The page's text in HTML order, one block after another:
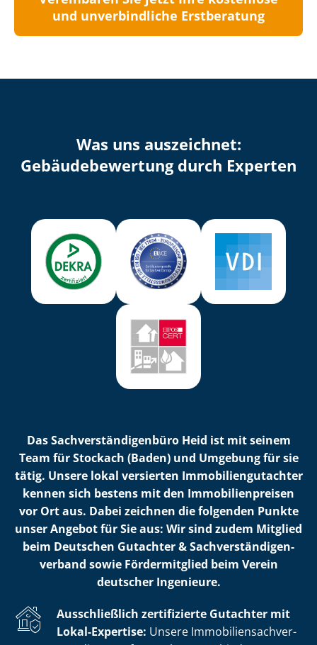
und unverbindliche Erstberatung
Was uns auszeichnet:
Ge­bäu­de­be­wer­tung durch Experten
Das Sach­ver­stän­di­gen­bü­ro Heid ist mit seinem
Team für Stockach (Baden) und Umgebung für sie
tätig. Unsere lokal versierten Im­mo­bi­li­en­gut­ach­ter
kennen sich bestens mit den Im­mo­bi­li­en­prei­sen
vor Ort aus. Dabei zeichnen die folgenden Punkte
unser Angebot für Sie aus: Wir sind zudem Mitglied
beim Deutschen Gutachter & Sach­ver­stän­di­gen­
ver­band sowie Fördermitglied beim Verein
deutscher Ingenieure.
Ausschließlich zertifizierte Gutachter mit
Lokal-Expertise: Unsere Im­mo­bi­li­en­sach­ver­